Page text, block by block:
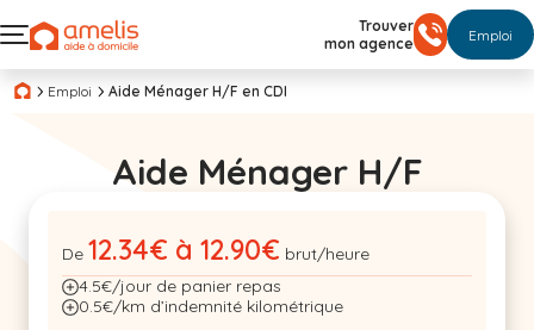
Trouver
mon agence
Emploi
Emploi Aide Ménager H/F en CDI
Aide Ménager H/F
De 12.34€ à 12.90€ brut/heure
4.5€/jour de panier repas
0.5€/km d’indemnité kilométrique